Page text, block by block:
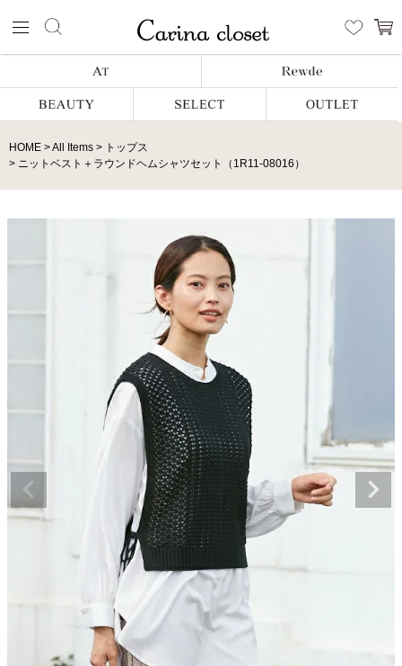
HOME All Items
トップス
ニットベスト＋ラウンドヘムシャツセット（1R11-08016）